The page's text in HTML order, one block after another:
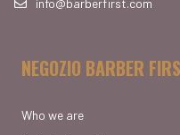
NEGOZIO BARBER
Who we are